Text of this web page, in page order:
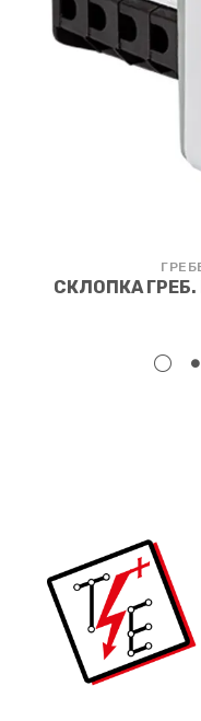
СКЛОПКА ГРЕБ.